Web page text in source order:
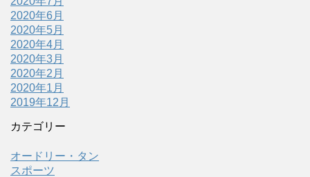
2020年6月
2020年5月
2020年4月
2020年3月
2020年2月
2020年1月
2019年12月
カテゴリー
オードリー・タン
スポーツ